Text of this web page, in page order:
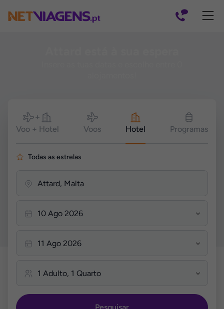
Pesquisar
Voo + Hotel Voos Hotel Programas
Todas as estrelas